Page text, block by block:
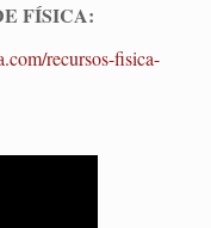
FÍSICA:
recursos-fisica-